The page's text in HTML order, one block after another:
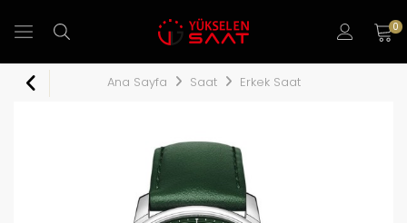
0
Ana Sayfa Saat Erkek Saat